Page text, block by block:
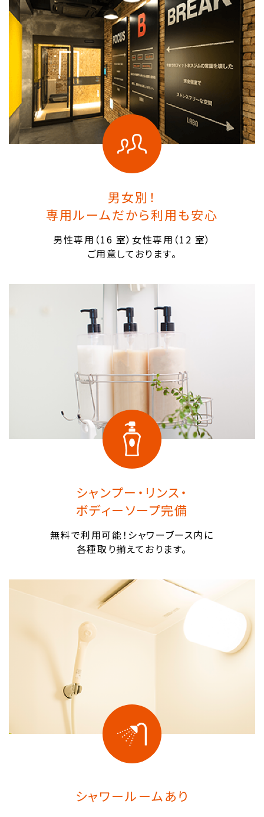
男女別！
専用ルームだから利用も安心
男性専用（16 室）女性専用（12 室）
ご用意しております。
シャンプー・リンス・
ボディーソープ完備
無料で利用可能！シャワーブース内に
各種取り揃えております。
シャワールームあり